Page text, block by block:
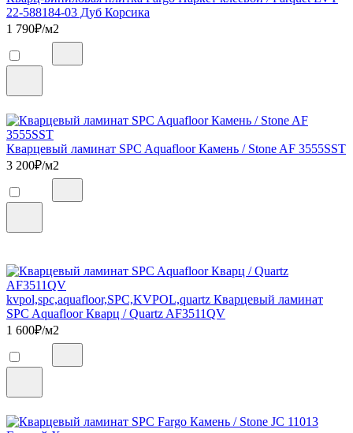
22-588184-03 Дуб Корсика
1 790₽/м2
Кварцевый ламинат SPC Aquafloor Камень / Stone AF 3555SST
3 200₽/м2
kvpol,spc,aquafloor,SPC,KVPOL,quartz Кварцевый ламинат
SPC Aquafloor Кварц / Quartz AF3511QV
1 600₽/м2